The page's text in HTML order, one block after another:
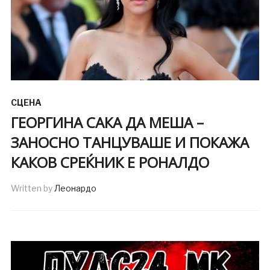
СЦЕНА
ГЕОРГИНА САКА ДА МЕША –
ЗАНОСНО ТАНЦУВАШЕ И ПОКАЖА
КАКОВ СРЕЌНИК Е РОНАЛДО
Written byЛеонардо